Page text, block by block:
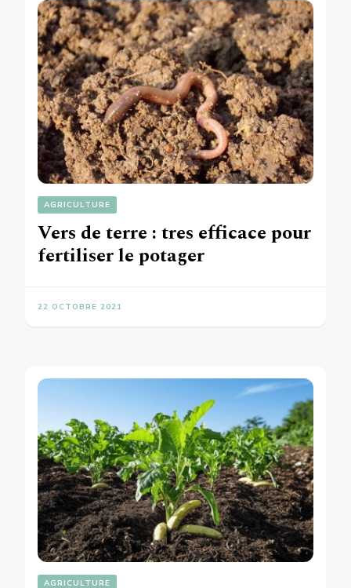
AGRICULTURE
Vers de terre : tres efficace pour
fertiliser le potager
22 OCTOBRE 2021
AGRICULTURE